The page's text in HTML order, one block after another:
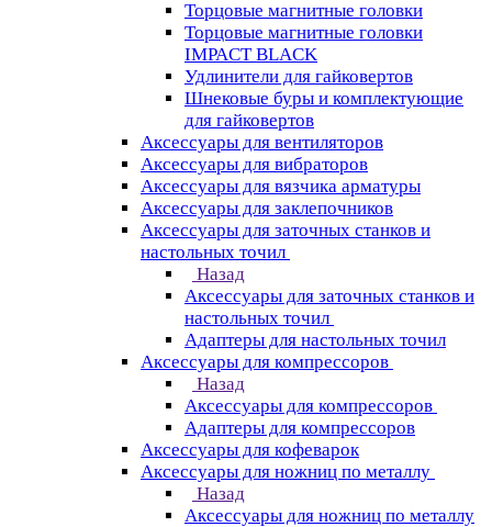
Торцовые магнитные головки
Торцовые магнитные головки
IMPACT BLACK
Удлинители для гайковертов
Шнековые буры и комплектующие
для гайковертов
Аксессуары для вентиляторов
Аксессуары для вибраторов
Аксессуары для вязчика арматуры
Аксессуары для заклепочников
Аксессуары для заточных станков и
настольных точил
Назад
Аксессуары для заточных станков и
настольных точил
Адаптеры для настольных точил
Аксессуары для компрессоров
Назад
Аксессуары для компрессоров
Адаптеры для компрессоров
Аксессуары для кофеварок
Аксессуары для ножниц по металлу
Назад
Аксессуары для ножниц по металлу